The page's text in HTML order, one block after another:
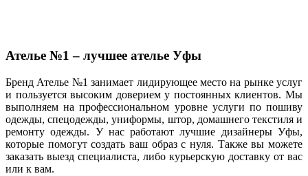
Ателье №1 – лучшее ателье Уфы
Бренд Ателье №1 занимает лидирующее место на рынке услуг
и пользуется высоким доверием у постоянных клиентов. Мы
выполняем на профессиональном уровне услуги по пошиву
одежды, спецодежды, униформы, штор, домашнего текстиля и
ремонту одежды. У нас работают лучшие дизайнеры Уфы,
которые помогут создать ваш образ с нуля. Также вы можете
заказать выезд специалиста, либо курьерскую доставку от вас
или к вам.